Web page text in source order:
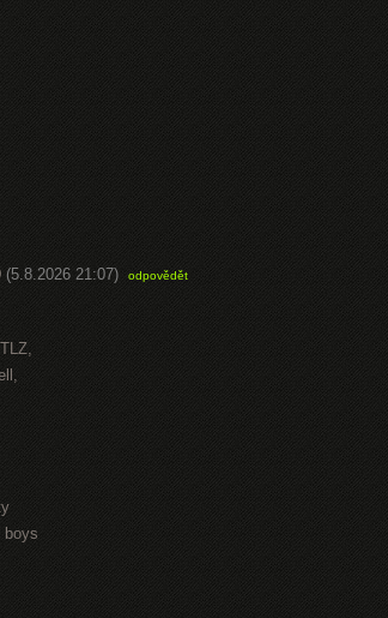
(5.8.2026 21:07) odpovědět
boys